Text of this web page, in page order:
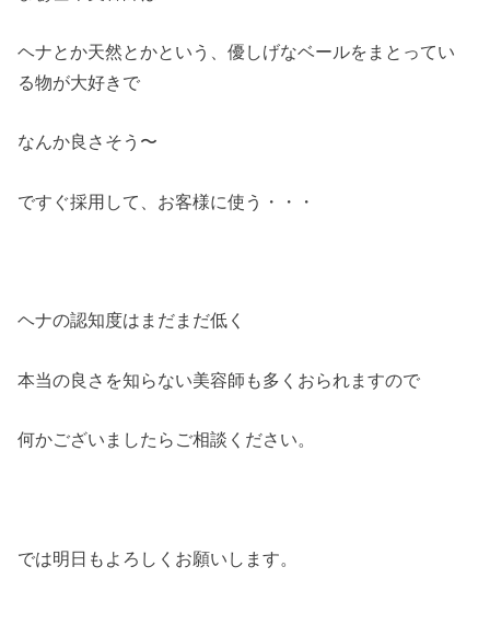
ヘナとか天然とかという、優しげなベールをまとってい
る物が大好きで
なんか良さそう〜
ですぐ採用して、お客様に使う・・・
ヘナの認知度はまだまだ低く
本当の良さを知らない美容師も多くおられますので
何かございましたらご相談ください。
では明日もよろしくお願いします。